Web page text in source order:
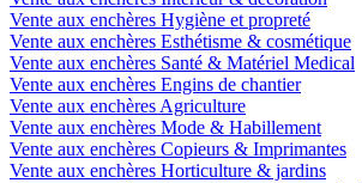
Vente aux enchères Hygiène et propreté
Vente aux enchères Esthétisme & cosmétique
Vente aux enchères Santé & Matériel Medical
Vente aux enchères Engins de chantier
Vente aux enchères Agriculture
Vente aux enchères Mode & Habillement
Vente aux enchères Copieurs & Imprimantes
Vente aux enchères Horticulture & jardins